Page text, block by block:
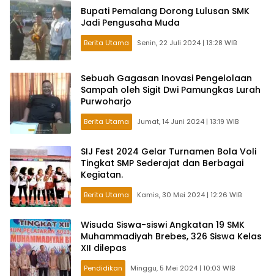
Bupati Pemalang Dorong Lulusan SMK
Jadi Pengusaha Muda
Berita Utama Senin, 22 Juli 2024 | 13:28 WIB
Sebuah Gagasan Inovasi Pengelolaan
Sampah oleh Sigit Dwi Pamungkas Lurah
Purwoharjo
Berita Utama Jumat, 14 Juni 2024 | 13:19 WIB
SIJ Fest 2024 Gelar Turnamen Bola Voli
Tingkat SMP Sederajat dan Berbagai
Kegiatan.
Berita Utama Kamis, 30 Mei 2024 | 12:26 WIB
Wisuda Siswa-siswi Angkatan 19 SMK
Muhammadiyah Brebes, 326 Siswa Kelas
XII dilepas
Pendidikan Minggu, 5 Mei 2024 | 10:03 WIB